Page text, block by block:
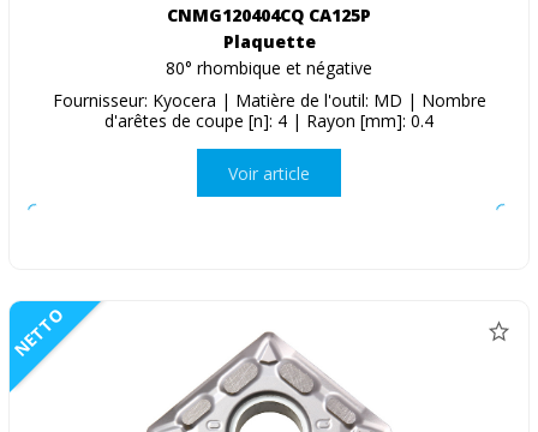
CNMG120404CQ CA125P
Plaquette
80° rhombique et négative
Fournisseur: Kyocera | Matière de l'outil: MD | Nombre
d'arêtes de coupe [n]: 4 | Rayon [mm]: 0.4
Voir article
NETTO